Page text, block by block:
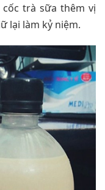
trà sữa thêm vị
lại làm kỷ niệm.